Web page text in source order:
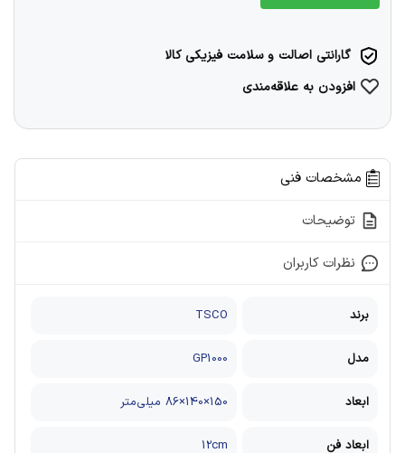
گارانتی اصالت و سلامت فیزیکی کالا
افزودن به علاقه‌مندی
مشخصات فنی
توضیحات
نظرات کاربران
برند TSCO
مدل GP1000
ابعاد 150×140×86 میلی‌متر
ابعاد فن 12cm